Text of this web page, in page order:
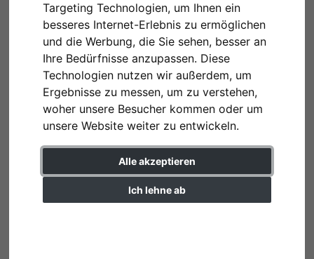
Targeting Technologien, um Ihnen ein
besseres Internet-Erlebnis zu ermöglichen
und die Werbung, die Sie sehen, besser an
Ihre Bedürfnisse anzupassen. Diese
Technologien nutzen wir außerdem, um
Ergebnisse zu messen, um zu verstehen,
woher unsere Besucher kommen oder um
unsere Website weiter zu entwickeln.
Alle akzeptieren
Ich lehne ab
Zurück